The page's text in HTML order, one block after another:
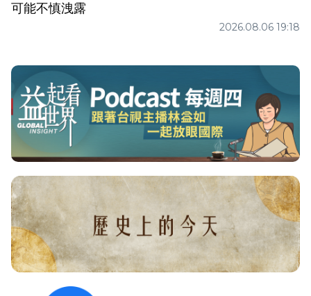
可能不慎洩露
2026.08.06 19:18